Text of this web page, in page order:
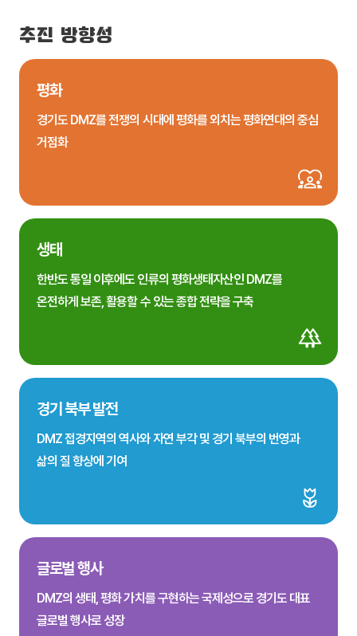
추진 방향성
평화
경기도 DMZ를 전쟁의 시대에 평화를 외치는 평화연대의 중심
거점화
생태
한반도 통일 이후에도 인류의 평화생태자산인 DMZ를
온전하게 보존, 활용할 수 있는 종합 전략을 구축
경기 북부 발전
DMZ 접경지역의 역사와 자연 부각 및 경기 북부의 번영과
삶의 질 향상에 기여
글로벌 행사
DMZ의 생태, 평화 가치를 구현하는 국제성으로 경기도 대표
글로벌 행사로 성장